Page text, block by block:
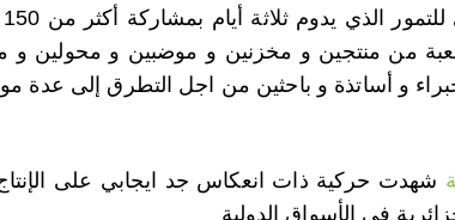
من منتجين و مخزنين و موضبين و محولين
و أساتذة و باحثين من اجل التطرق إلى عدة
شهدت حركية ذات انعكاس جد ايجابي على
في الأسواق الدولية